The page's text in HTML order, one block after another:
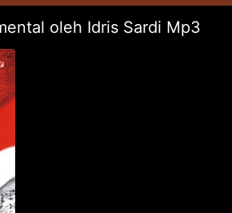
oleh Idris Sardi Mp3